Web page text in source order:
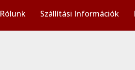
Rólunk Szállítási Információk